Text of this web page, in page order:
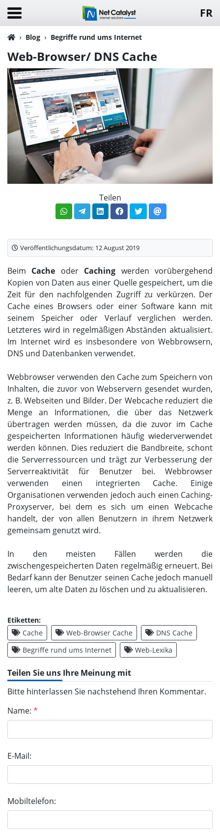
FR
Blog Begriffe rund ums Internet
Web-Browser/ DNS Cache
Teilen
Veröffentlichungsdatum: 12 August 2019
Beim Cache oder Caching werden vorübergehend
Kopien von Daten aus einer Quelle gespeichert, um die
Zeit für den nachfolgenden Zugriff zu verkürzen. Der
Cache eines Browsers oder einer Software kann mit
seinem Speicher oder Verlauf verglichen werden.
Letzteres wird in regelmäßigen Abständen aktualisiert.
Im Internet wird es insbesondere von Webbrowsern,
DNS und Datenbanken verwendet.
Webbrowser verwenden den Cache zum Speichern von
Inhalten, die zuvor von Webservern gesendet wurden,
z. B. Webseiten und Bilder. Der Webcache reduziert die
Menge an Informationen, die über das Netzwerk
übertragen werden müssen, da die zuvor im Cache
gespeicherten Informationen häufig wiederverwendet
werden können. Dies reduziert die Bandbreite, schont
die Serverressourcen und trägt zur Verbesserung der
Serverreaktivität für Benutzer bei. Webbrowser
verwenden einen integrierten Cache. Einige
Organisationen verwenden jedoch auch einen Caching-
Proxyserver, bei dem es sich um einen Webcache
handelt, der von allen Benutzern in ihrem Netzwerk
gemeinsam genutzt wird.
In den meisten Fällen werden die
zwischengespeicherten Daten regelmäßig erneuert. Bei
Bedarf kann der Benutzer seinen Cache jedoch manuell
leeren, um alte Daten zu löschen und zu aktualisieren.
Etiketten:
Cache
Web-Browser Cache
DNS Cache
Begriffe rund ums Internet
Web-Lexika
Teilen Sie uns Ihre Meinung mit
Bitte hinterlassen Sie nachstehend Ihren Kommentar.
Name: *
E-Mail:
Mobiltelefon: